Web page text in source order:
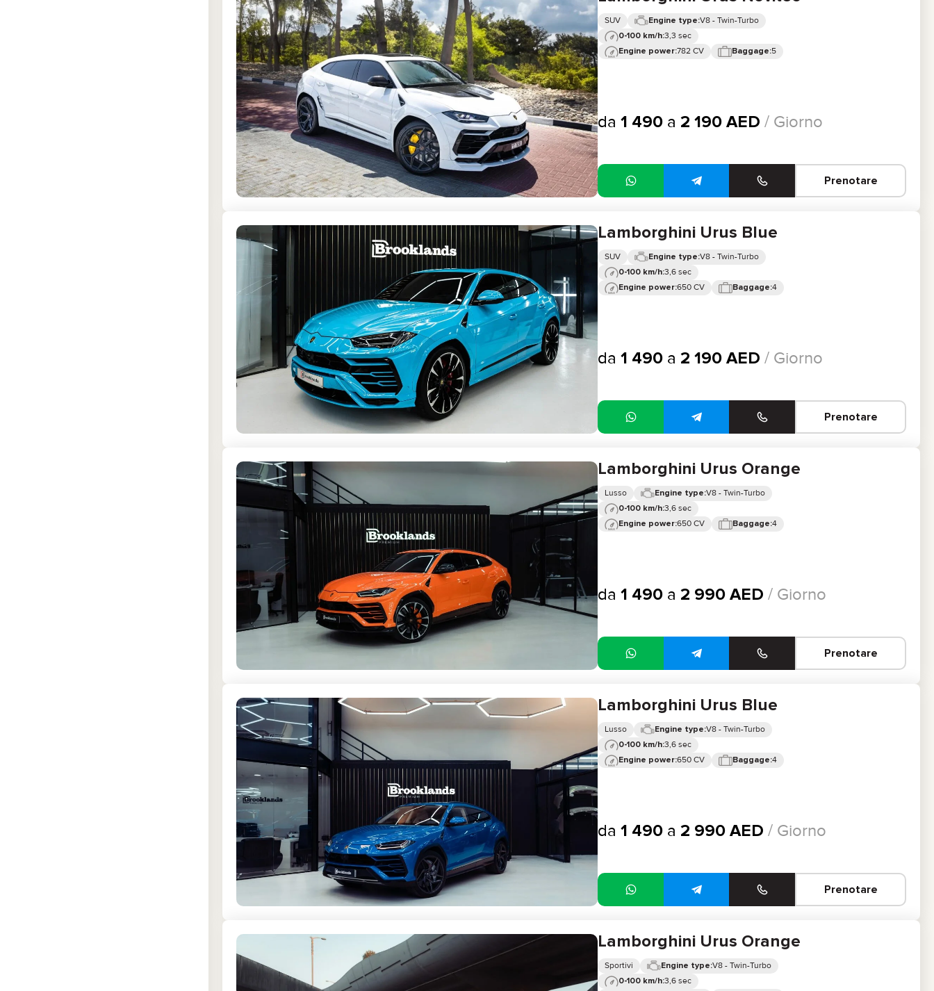
SUV Engine type:V8 - Twin-Turbo
0-100 km/h:3,3 sec
Engine power:782 CV Baggage:5
da 1 490 a 2 190 AED / Giorno
Prenotare
Lamborghini Urus Blue
SUV Engine type:V8 - Twin-Turbo
0-100 km/h:3,6 sec
Engine power:650 CV Baggage:4
da 1 490 a 2 190 AED / Giorno
Prenotare
Lamborghini Urus Orange
Lusso Engine type:V8 - Twin-Turbo
0-100 km/h:3,6 sec
Engine power:650 CV Baggage:4
da 1 490 a 2 990 AED / Giorno
Prenotare
Lamborghini Urus Blue
Lusso Engine type:V8 - Twin-Turbo
0-100 km/h:3,6 sec
Engine power:650 CV Baggage:4
da 1 490 a 2 990 AED / Giorno
Prenotare
Lamborghini Urus Orange
Sportivi Engine type:V8 - Twin-Turbo
0-100 km/h:3,6 sec